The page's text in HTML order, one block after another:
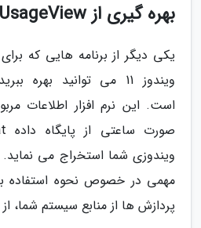
بهره گیری از NetworkUsageView
یکی دیگر از برنامه هایی که
است. این نرم افزار اطلاعات
ویندوزی شما استخراج می
مهمی در خصوص نحوه استفاده
پردازش ها از منابع سیستم شما،